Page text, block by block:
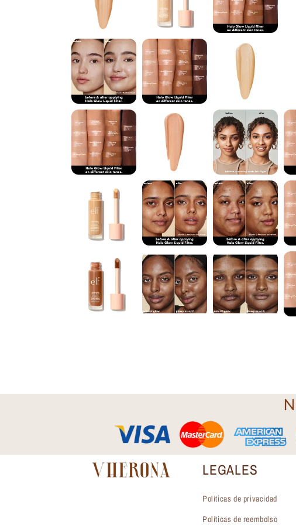
LEGALES
Políticas de privacidad
Políticas de reembolso